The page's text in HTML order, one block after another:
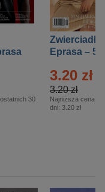
30
Zwierciadło
Eprasa – 5/
3.20 zł
3.20 zł
Najniższa cena z
dni: 3.20 zł